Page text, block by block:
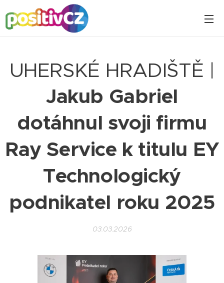
UHERSKÉ HRADIŠTĚ |
Jakub Gabriel
dotáhnul svoji firmu
Ray Service k titulu EY
Technologický
podnikatel roku 2025
03.03.2026